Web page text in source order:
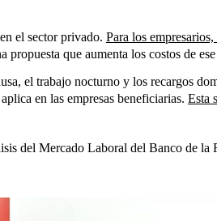
el sector privado. Para los
que aumenta los costos de
el trabajo nocturno y los recargos
en las empresas beneficiarias. Esta
del Mercado Laboral del Banco de